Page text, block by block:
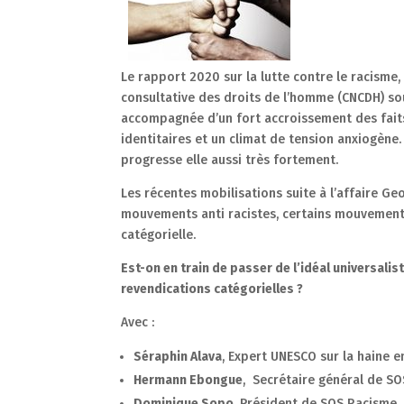
Le rapport 2020 sur la lutte contre le
consultative des droits de l’homme (CNCDH)
accompagnée d’un fort accroissement des
identitaires et un climat de tension
progresse elle aussi très fortement.
Les récentes mobilisations suite à l’affaire
mouvements anti racistes, certains
catégorielle.
Est-on en train de passer de l’idéal
revendications catégorielles ?
Avec :
Séraphin Alava, Expert UNESCO sur la haine
Hermann Ebongue, Secrétaire général de